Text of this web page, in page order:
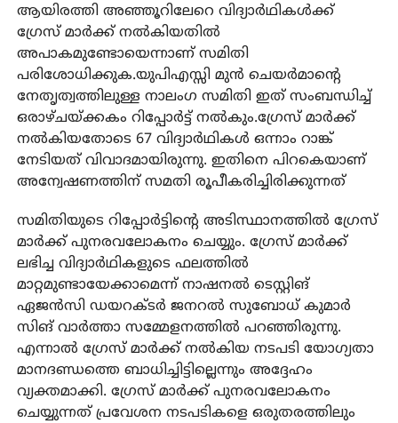
ആയിരത്തി അഞ്ഞൂറിലേറെ വിദ്യാര്‍ഥികള്‍ക്ക്
ഗ്രേസ് മാര്‍ക്ക് നല്‍കിയതില്‍
അപാകമുണ്ടോയെന്നാണ് സമിതി
പരിശോധിക്കുക.യുപിഎസ്സി മുന്‍ ചെയര്‍മാന്റെ
നേതൃത്വത്തിലുള്ള നാലംഗ സമിതി ഇത് സംബന്ധിച്ച്
ഒരാഴ്ചയ്ക്കകം റിപ്പോര്‍ട്ട് നല്‍കും.ഗ്രേസ് മാര്‍ക്ക്
നല്‍കിയതോടെ 67 വിദ്യാര്‍ഥികള്‍ ഒന്നാം റാങ്ക്
നേടിയത് വിവാദമായിരുന്നു. ഇതിനെ പിറകെയാണ്
അന്വേഷണത്തിന് സമതി രൂപീകരിച്ചിരിക്കുന്നത്
സമിതിയുടെ റിപ്പോര്‍ട്ടിന്റെ അടിസ്ഥാനത്തില്‍ ഗ്രേസ്
മാര്‍ക്ക് പുനരവലോകനം ചെയ്യും. ഗ്രേസ് മാര്‍ക്ക്
ലഭിച്ച വിദ്യാര്‍ഥികളുടെ ഫലത്തില്‍
മാറ്റമുണ്ടായേക്കാമെന്ന് നാഷനല്‍ ടെസ്റ്റിങ്
ഏജന്‍സി ഡയറക്ടര്‍ ജനറല്‍ സുബോധ് കുമാര്‍
സിങ് വാര്‍ത്താ സമ്മേളനത്തില്‍ പറഞ്ഞിരുന്നു.
എന്നാല്‍ ഗ്രേസ് മാര്‍ക്ക് നല്‍കിയ നടപടി യോഗ്യതാ
മാനദണ്ഡത്തെ ബാധിച്ചിട്ടില്ലെന്നും അദ്ദേഹം
വ്യക്തമാക്കി. ഗ്രേസ് മാര്‍ക്ക് പുനരവലോകനം
ചെയ്യുന്നത് പ്രവേശന നടപടികളെ ഒരുതരത്തിലും